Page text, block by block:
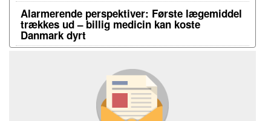
Alarmerende perspektiver: Første lægemiddel
trækkes ud – billig medicin kan koste
Danmark dyrt